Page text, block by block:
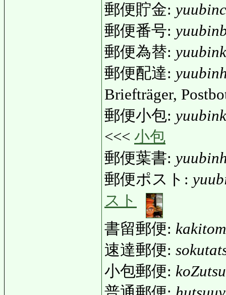
郵便貯金:
郵便番号:
郵便為替:
郵便配達:
Briefträger,
郵便小包:
<<< 小包
郵便葉書:
郵便ポスト:
スト
書留郵便:
速達郵便:
小包郵便: